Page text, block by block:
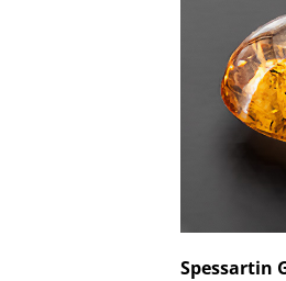
Spessartin